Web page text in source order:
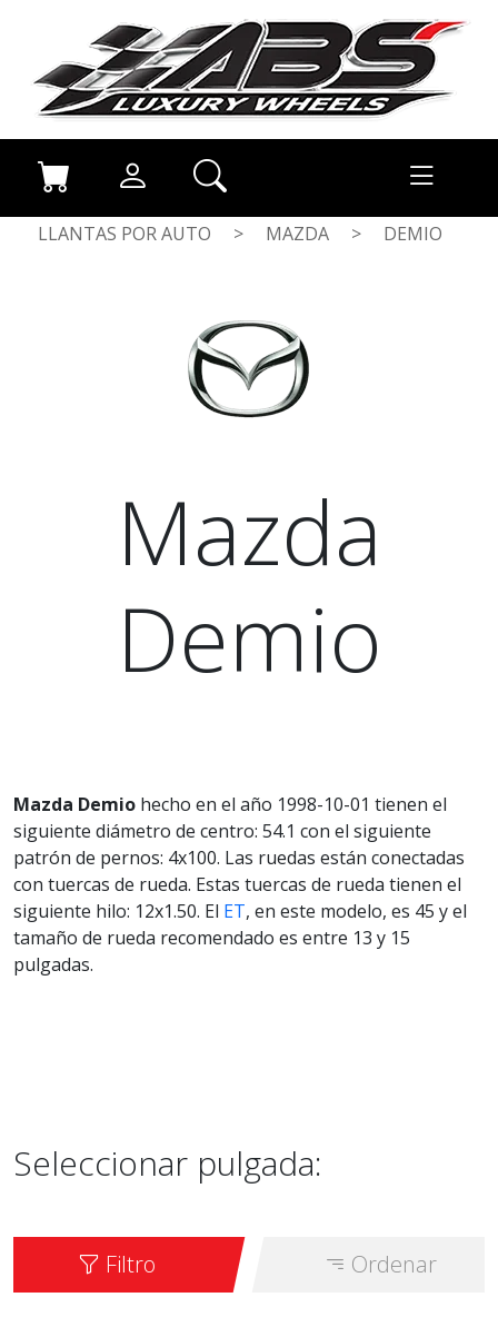
LLANTAS POR AUTO > MAZDA > DEMIO
Mazda
Demio
Mazda Demio hecho en el año 1998-10-01 tienen el
siguiente diámetro de centro: 54.1 con el siguiente
patrón de pernos: 4x100. Las ruedas están conectadas
con tuercas de rueda. Estas tuercas de rueda tienen el
siguiente hilo: 12x1.50. El ET, en este modelo, es 45 y el
tamaño de rueda recomendado es entre 13 y 15
pulgadas.
Seleccionar pulgada:
Filtro Ordenar